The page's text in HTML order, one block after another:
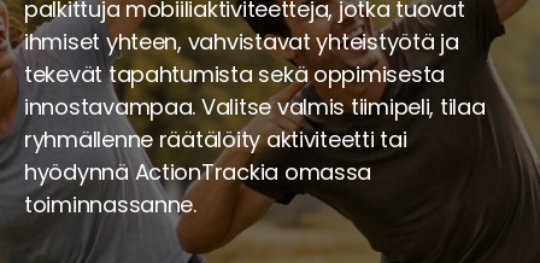
palkittuja mobiiliaktiviteetteja, jotka tuovat
ihmiset yhteen, vahvistavat yhteistyötä ja
tekevät tapahtumista sekä oppimisesta
innostavampaa. Valitse valmis tiimipeli, tilaa
ryhmällenne räätälöity aktiviteetti tai
hyödynnä ActionTrackia omassa
toiminnassanne.